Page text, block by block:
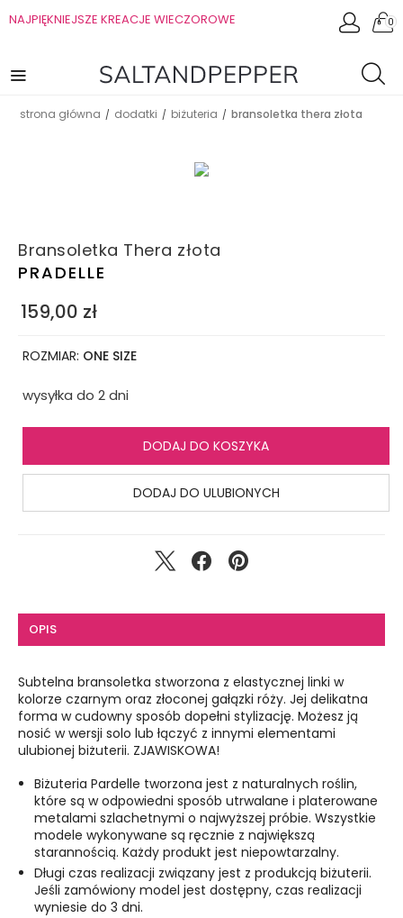
NAJPIĘKNIEJSZE KREACJE WIECZOROWE 0
strona główna / dodatki / biżuteria / bransoletka thera złota
Bransoletka Thera złota
PRADELLE
159,00 zł
ROZMIAR: ONE SIZE
wysyłka do 2 dni
DODAJ DO KOSZYKA
DODAJ DO ULUBIONYCH
OPIS
Subtelna bransoletka stworzona z elastycznej linki w
kolorze czarnym oraz złoconej gałązki róży. Jej delikatna
forma w cudowny sposób dopełni stylizację. Możesz ją
nosić w wersji solo lub łączyć z innymi elementami
ulubionej biżuterii. ZJAWISKOWA!
Biżuteria Pardelle tworzona jest z naturalnych roślin,
które są w odpowiedni sposób utrwalane i platerowane
metalami szlachetnymi o najwyższej próbie. Wszystkie
modele wykonywane są ręcznie z największą
starannością. Każdy produkt jest niepowtarzalny.
Długi czas realizacji związany jest z produkcją biżuterii.
Jeśli zamówiony model jest dostępny, czas realizacji
wyniesie do 3 dni.